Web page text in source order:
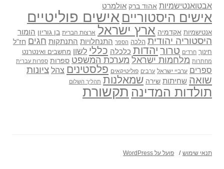
אבטואנטישמיות אהוד ברק אולמרט
אישים היסטוריים אישים פוליטיים
אנטישמיות אקדמיה ארץ ישראל ארצות הברית בן גוריון הומור
היסטוריה יהודית הלכה הספר התנחלויות התנתקות חגים חז"ל
חינוך חרדים טרור יהדות כלכלה כללי לשון מחשבים ואינטרנט
מחתרות מלחמות ישראל מערכת המשפט ספרות ספרות עברית
ספרים ערביי ישראל ערבים פוליטיקאים פלסטינים צהל ציונות
שואה שחיתות שירה שמאלנות תהליך השלום
תולדות המדינה תקשורת
תנאי שימוש פועל על WordPress